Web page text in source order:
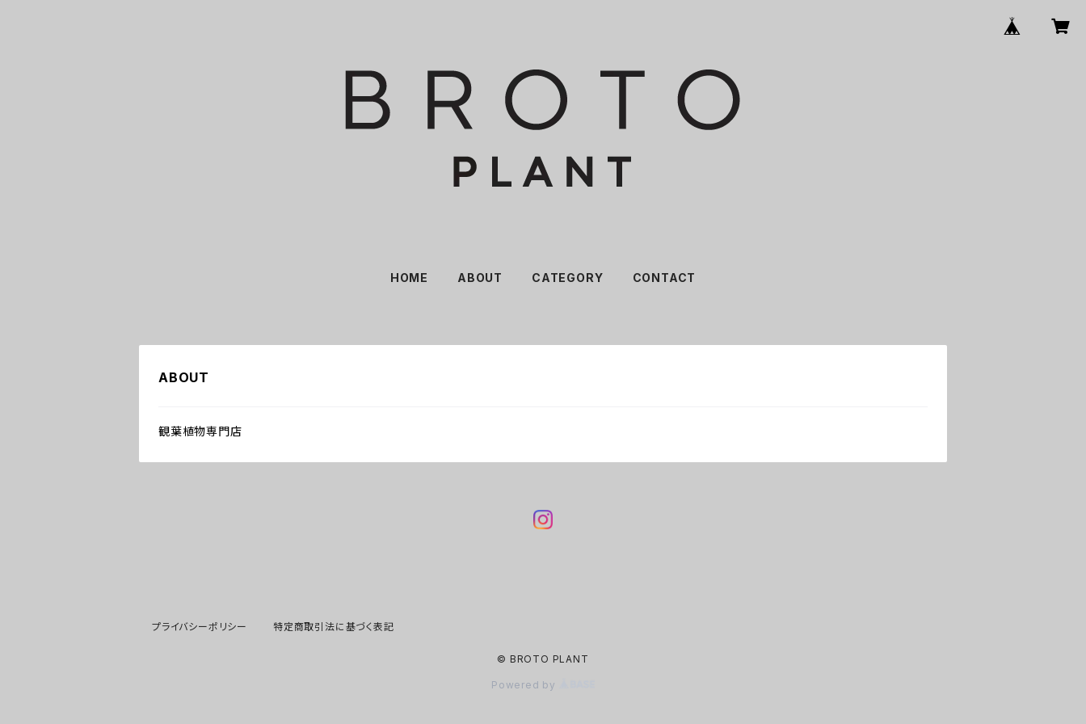
HOME ABOUT CATEGORY CONTACT
ABOUT
観葉植物専門店
プライバシーポリシー 特定商取引法に基づく表記
© BROTO PLANT
Powered by